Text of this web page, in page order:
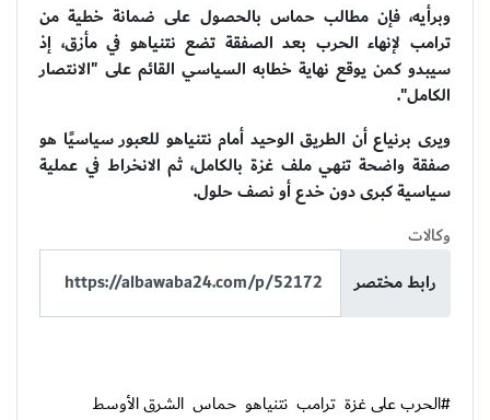
وبرأيه، فإن مطالب حماس بالحصول على ضمانة خطية من
ترامب لإنهاء الحرب بعد الصفقة تضع نتنياهو في مأزق، إذ
سيبدو كمن يوقع نهاية خطابه السياسي القائم على "الانتصار
الكامل".
ويرى برنياع أن الطريق الوحيد أمام نتنياهو للعبور سياسيًا هو
صفقة واضحة تنهي ملف غزة بالكامل، ثم الانخراط في عملية
سياسية كبرى دون خدع أو نصف حلول.
وكالات
رابط مختصر
#الحرب على غزة ترامب نتنياهو حماس الشرق الأوسط